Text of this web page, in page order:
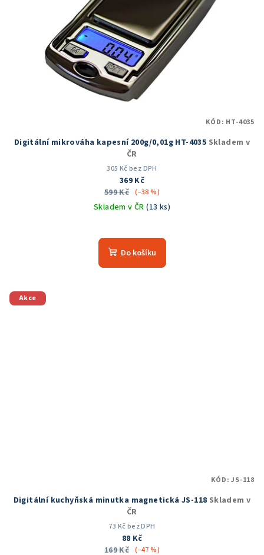
Digitální mikrováha kapesní 200g/0,01g HT-4035 Skladem v
ČR
305 Kč bez DPH
369 Kč
599 Kč (–38 %)
Skladem v ČR(13 ks)
hodnocení
produktu
Do košíku
KÓD: HT-4035
Akce
Digitální kuchyňská minutka magnetická JS-118 Skladem v
ČR
73 Kč bez DPH
88 Kč
169 Kč (–47 %)
KÓD:JS-118